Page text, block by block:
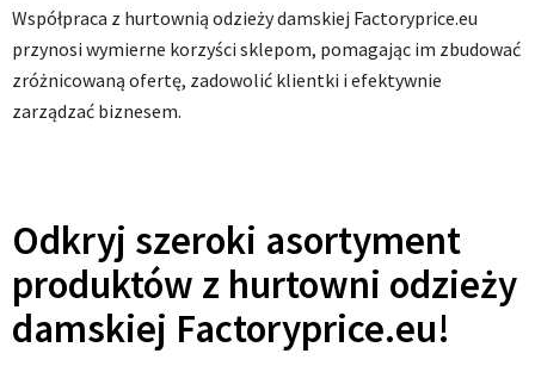
Współpraca z hurtownią odzieży damskiej Factoryprice.eu
przynosi wymierne korzyści sklepom, pomagając im zbudować
zróżnicowaną ofertę, zadowolić klientki i efektywnie
zarządzać biznesem.
Odkryj szeroki asortyment
produktów z hurtowni odzieży
damskiej Factoryprice.eu!